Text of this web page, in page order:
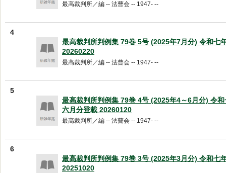
最高裁判所／編 -- 法曹会 -- 1947- --
4
最高裁判所判例集 79巻 5号 (2025年7月分) 令和七
20260220
最高裁判所／編 -- 法曹会 -- 1947- --
5
最高裁判所判例集 79巻 4号 (2025年4～6月分) 令
六月分登載 20260120
最高裁判所／編 -- 法曹会 -- 1947- --
6
最高裁判所判例集 79巻 3号 (2025年3月分) 令和七
20251020